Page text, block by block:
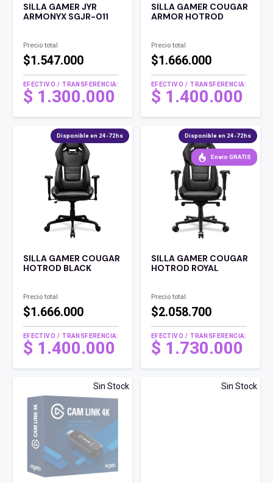
SILLA GAMER JYR
ARMONYX SGJR-011
Precio total
$1.547.000
EFECTIVO / TRANSFERENCIA:
$ 1.300.000
SILLA GAMER COUGAR
ARMOR HOTROD
Precio total
$1.666.000
EFECTIVO / TRANSFERENCIA:
$ 1.400.000
Disponible en 24-72hs
SILLA GAMER COUGAR
HOTROD BLACK
Precio total
$1.666.000
EFECTIVO / TRANSFERENCIA:
$ 1.400.000
Disponible en 24-72hs
Envío GRATIS
SILLA GAMER COUGAR
HOTROD ROYAL
Precio total
$2.058.700
EFECTIVO / TRANSFERENCIA:
$ 1.730.000
Sin Stock Sin Stock